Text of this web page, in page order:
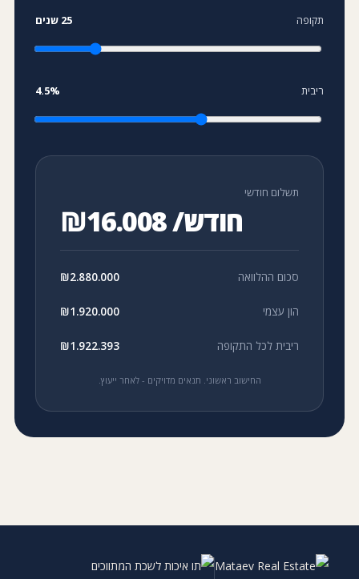
תקופה 25 שנים
ריבית 4.5%
תשלום חודשי
₪16.008 /חודש
סכום ההלוואה ₪2.880.000
הון עצמי ₪1.920.000
ריבית לכל התקופה ₪1.922.393
החישוב ראשוני. תנאים מדויקים - לאחר ייעוץ.